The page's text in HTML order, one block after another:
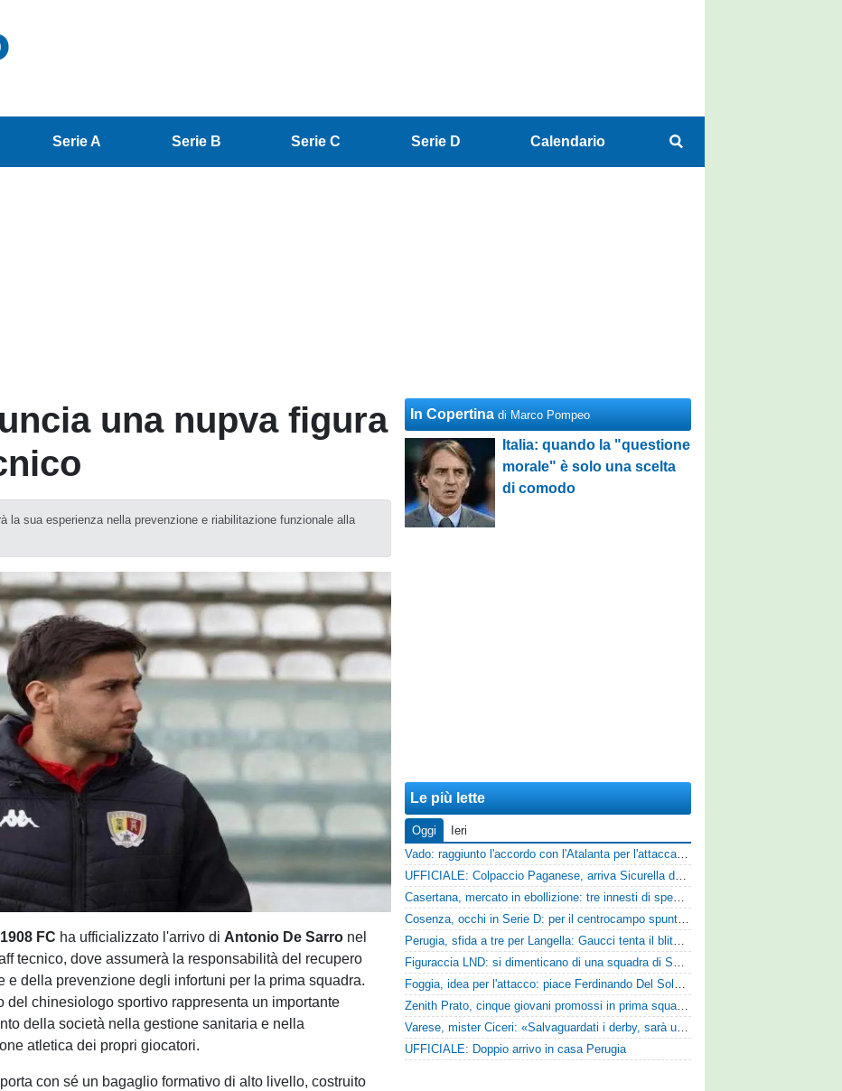
Serie A Serie B Serie C Serie D Calendario
una nupva figura
la sua esperienza nella prevenzione e riabilitazione funzionale alla
FC ha ufficializzato l'arrivo di Antonio De Sarro nel
tecnico, dove assumerà la responsabilità del recupero
e della prevenzione degli infortuni per la prima squadra.
del chinesiologo sportivo rappresenta un importante
della società nella gestione sanitaria e nella
atletica dei propri giocatori.
con sé un bagaglio formativo di alto livello, costruito
In Copertina di Marco Pompeo
Italia: quando la "questione
morale" è solo una scelta
di comodo
Le più lette
Oggi
Ieri
Vado: raggiunto l'accordo con l'Atalanta per l'attaccante Frederick Samuel Ndongue
UFFICIALE: Colpaccio Paganese, arriva Sicurella dalla Scafatese
Casertana, mercato in ebollizione: tre innesti di spessore per lo scacchiere di Vinicio Espinal
Cosenza, occhi in Serie D: per il centrocampo spunta anche Gerardo Di Gilio
Perugia, sfida a tre per Langella: Gaucci tenta il blitz per il centrocampista del Cosenza
Figuraccia LND: si dimenticano di una squadra di Serie D, è da rifare il programma Coppa Italia
Foggia, idea per l'attacco: piace Ferdinando Del Sole dell'Ascoli
Zenith Prato, cinque giovani promossi in prima squadra
Varese, mister Ciceri: «Salvaguardati i derby, sarà un campionato avvincente»
UFFICIALE: Doppio arrivo in casa Perugia